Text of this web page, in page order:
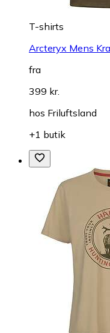
T-shirts
Arcteryx Mens
fra
399 kr.
hos Friluftsland
+1 butik